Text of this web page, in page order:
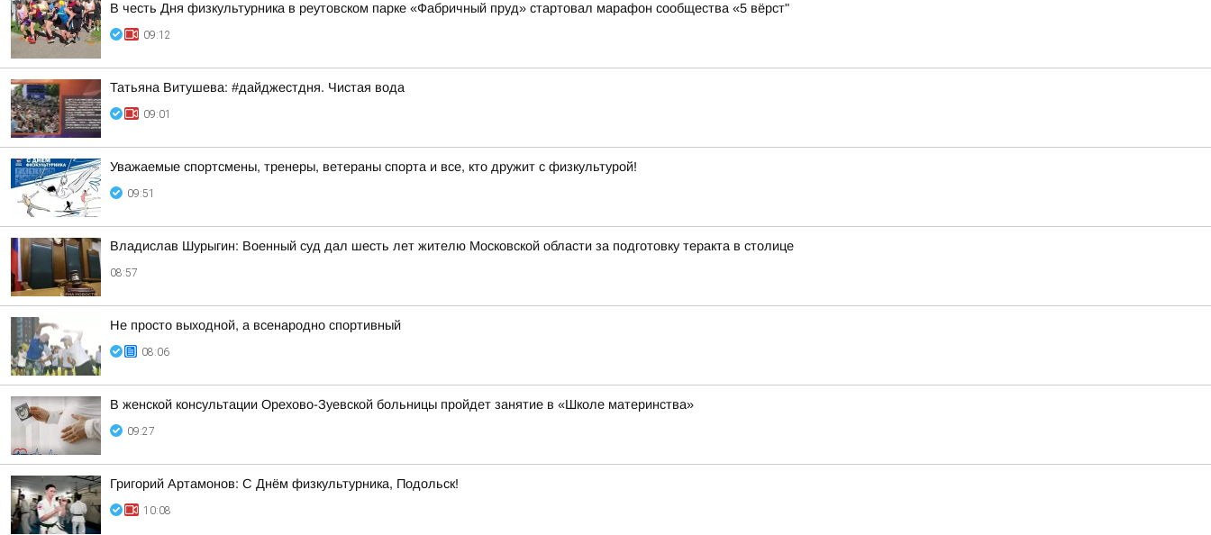
В честь Дня физкультурника в реутовском парке «Фабричный пруд» стартовал марафон сообщества «5 вёрст"
09:12
Татьяна Витушева: #дайджестдня. Чистая вода
09:01
Уважаемые спортсмены, тренеры, ветераны спорта и все, кто дружит с физкультурой!
09:51
Владислав Шурыгин: Военный суд дал шесть лет жителю Московской области за подготовку теракта в столице
08:57
Не просто выходной, а всенародно спортивный
08:06
В женской консультации Орехово-Зуевской больницы пройдет занятие в «Школе материнства»
09:27
Григорий Артамонов: С Днём физкультурника, Подольск!
10:08